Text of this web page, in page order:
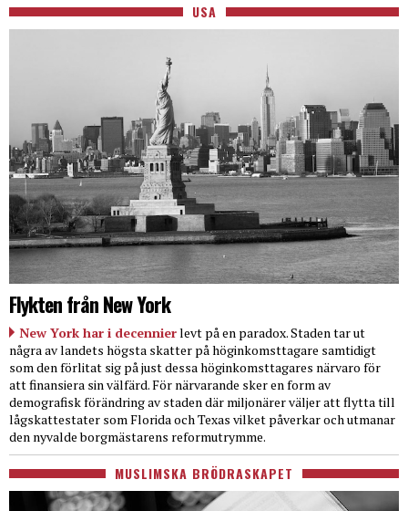
USA
Flykten från New York
New York har i decennierlevt på en paradox. Staden tar ut
några av landets högsta skatter på höginkomsttagare samtidigt
som den förlitat sig på just dessa höginkomsttagares närvaro för
att finansiera sin välfärd. För närvarande sker en form av
demografisk förändring av staden där miljonärer väljer att flytta till
lågskattestater som Florida och Texas vilket påverkar och utmanar
den nyvalde borgmästarens reformutrymme.
MUSLIMSKA BRÖDRASKAPET